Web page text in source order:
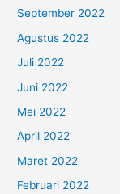
September 2022
Agustus 2022
Juli 2022
Juni 2022
Mei 2022
April 2022
Maret 2022
Februari 2022